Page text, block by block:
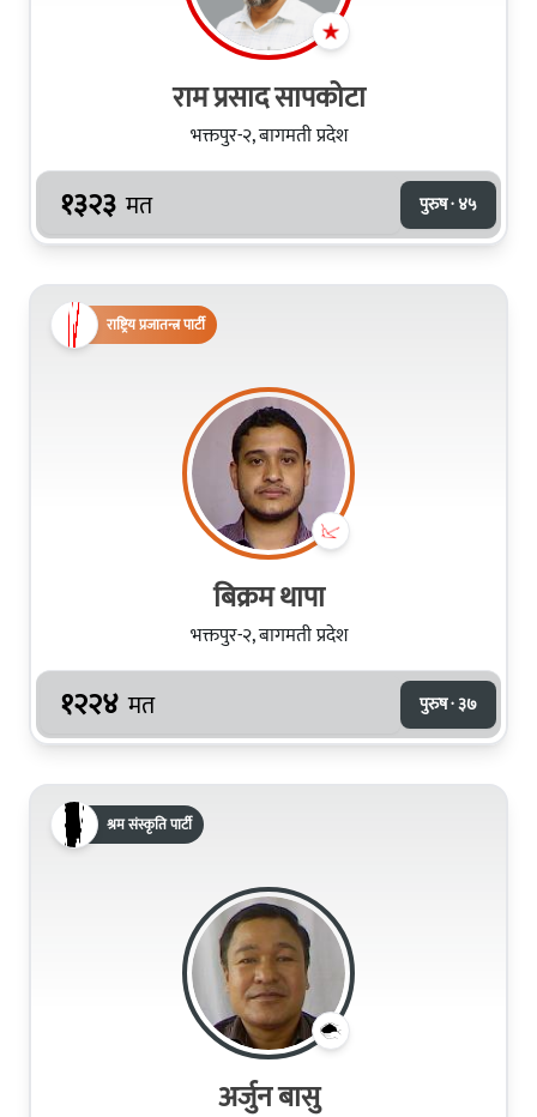
राम प्रसाद सापकोटा
भक्तपुर-२, बागमती प्रदेश
१३२३ मत पुरुष · ४५
राष्ट्रिय प्रजातन्त्र पार्टी
बिक्रम थापा
भक्तपुर-२, बागमती प्रदेश
१२२४ मत पुरुष · ३७
श्रम संस्कृति पार्टी
अर्जुन बासु